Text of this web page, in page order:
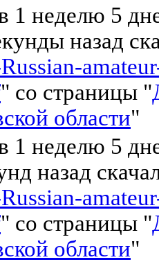
1 неделю 5
назад
" со страницы "
области"
1 неделю 5
назад
" со страницы "
области"